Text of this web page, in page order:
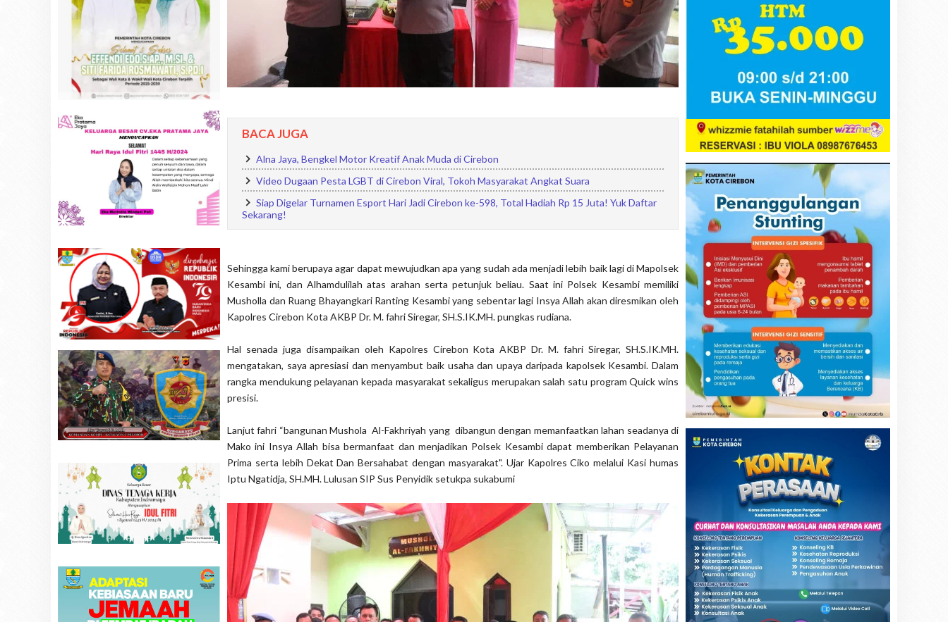
BACA JUGA
Alna Jaya, Bengkel Motor Kreatif Anak Muda di Cirebon
Video Dugaan Pesta LGBT di Cirebon Viral, Tokoh Masyarakat Angkat Suara
Siap Digelar Turnamen Esport Hari Jadi Cirebon ke-598, Total Hadiah Rp 15 Juta! Yuk Daftar
Sekarang!
Sehingga kami berupaya agar dapat mewujudkan apa yang sudah ada menjadi lebih baik lagi di Mapolsek
Kesambi ini, dan Alhamdulilah atas arahan serta petunjuk beliau. Saat ini Polsek Kesambi memiliki
Musholla dan Ruang Bhayangkari Ranting Kesambi yang sebentar lagi Insya Allah akan diresmikan oleh
Kapolres Cirebon Kota AKBP Dr. M. fahri Siregar, SH.S.IK.MH. pungkas rudiana.
Hal senada juga disampaikan oleh Kapolres Cirebon Kota AKBP Dr. M. fahri Siregar, SH.S.IK.MH.
mengatakan, saya apresiasi dan menyambut baik usaha dan upaya daripada kapolsek Kesambi. Dalam
rangka mendukung pelayanan kepada masyarakat sekaligus merupakan salah satu program Quick wins
presisi.
Lanjut fahri “bangunan Mushola Al-Fakhriyah yang dibangun dengan memanfaatkan lahan seadanya di
Mako ini Insya Allah bisa bermanfaat dan menjadikan Polsek Kesambi dapat memberikan Pelayanan
Prima serta lebih Dekat Dan Bersahabat dengan masyarakat". Ujar Kapolres Ciko melalui Kasi humas
Iptu Ngatidja, SH.MH. Lulusan SIP Sus Penyidik setukpa sukabumi